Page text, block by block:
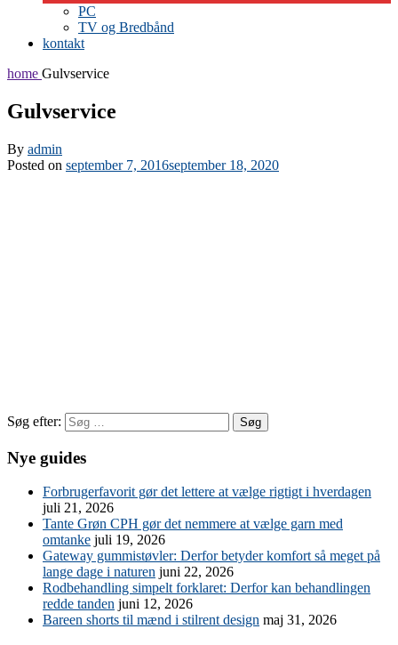
PC
TV og Bredbånd
kontakt
home Gulvservice
Gulvservice
By admin
Posted on september 7, 2016september 18, 2020
Søg efter:
Nye guides
Forbrugerfavorit gør det lettere at vælge rigtigt i hverdagen
juli 21, 2026
Tante Grøn CPH gør det nemmere at vælge garn med
omtanke juli 19, 2026
Gateway gummistøvler: Derfor betyder komfort så meget på
lange dage i naturen juni 22, 2026
Rodbehandling simpelt forklaret: Derfor kan behandlingen
redde tanden juni 12, 2026
Bareen shorts til mænd i stilrent design maj 31, 2026